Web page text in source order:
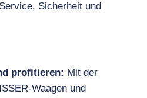
Sicherheit und
profitieren: Mit der
Waagen und